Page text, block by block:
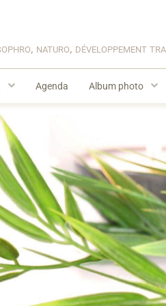
naturo, développement
Agenda Album photo